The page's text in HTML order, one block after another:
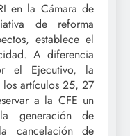
en la Cámara de
de reforma
establece el
A diferencia
el Ejecutivo, la
los artículos 25, 27
a la CFE un
generación de
cancelación de